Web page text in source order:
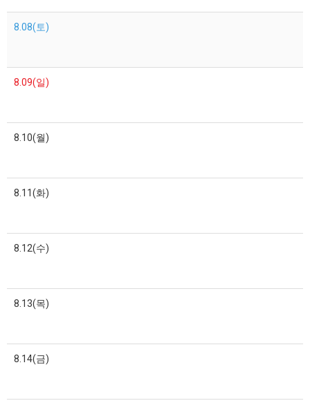
8.08(토)
8.09(일)
8.10(월)
8.11(화)
8.12(수)
8.13(목)
8.14(금)